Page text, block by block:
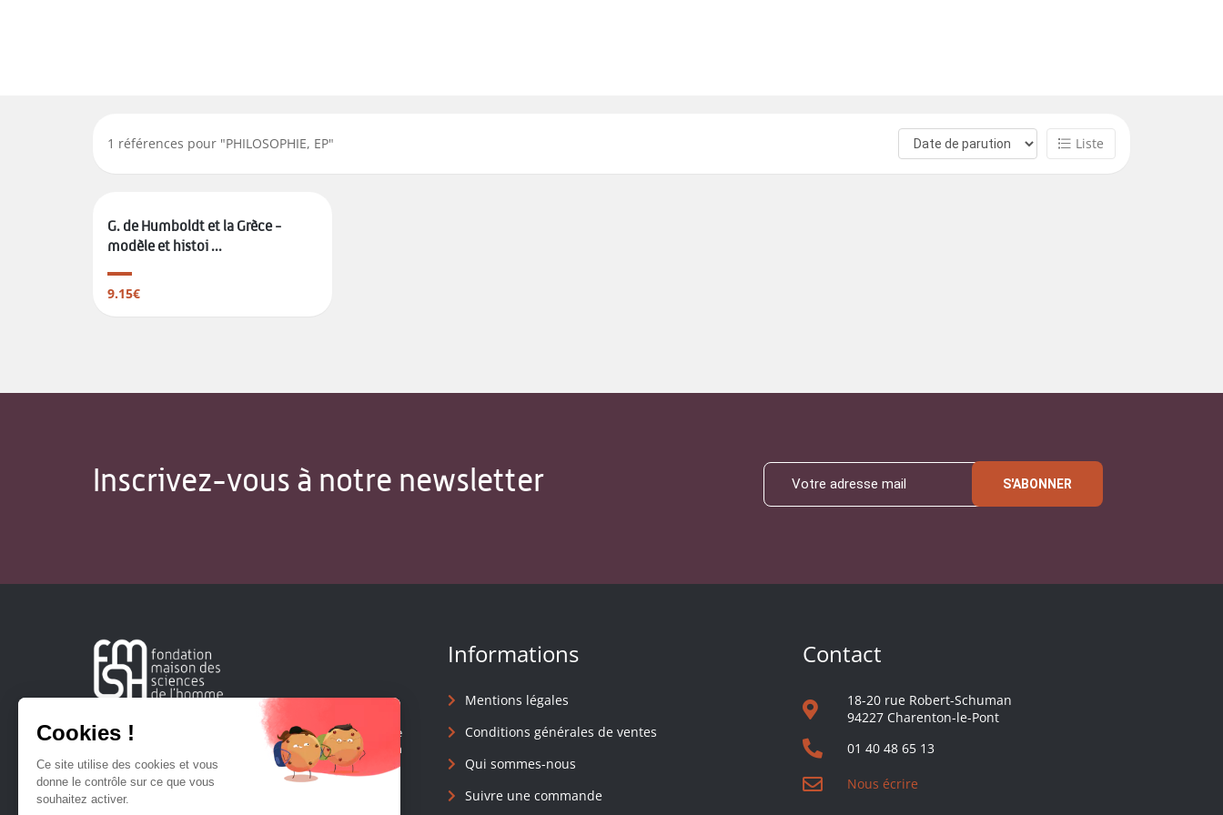
1 références pour "PHILOSOPHIE, EP" Liste
G. de Humboldt et la Grèce -
modèle et histoi ...
9.15€
Inscrivez-vous à notre newsletter S'ABONNER
Créée en 1963, la Fondation Maison Sciences de l'Homme
soutient la recherche et la diffusion des connaissances en
sciences humaines et sociales.
Informations
Mentions légales
Conditions générales de ventes
Qui sommes-nous
Suivre une commande
Contact
18-20 rue Robert-Schuman
94227 Charenton-le-Pont
01 40 48 65 13
Nous écrire